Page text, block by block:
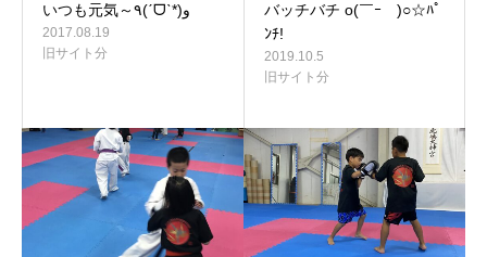
いつも元気～٩(ˊᗜˋ*)و
2017.08.19
旧サイト分
バッチバチ o(￣ｰ￣)○☆ﾊﾟ
ﾝﾁ!
2019.10.5
旧サイト分